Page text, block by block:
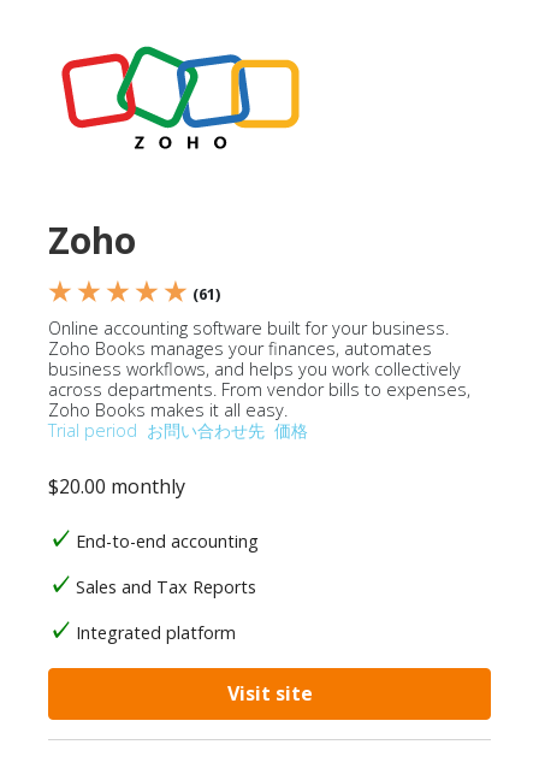
Zoho
★ ★ ★ ★ ★ (61)
Online accounting software built for your business.
Zoho Books manages your finances, automates
business workflows, and helps you work collectively
across departments. From vendor bills to expenses,
Zoho Books makes it all easy.
Trial period お問い合わせ先 価格
$20.00 monthly
End-to-end accounting
Sales and Tax Reports
Integrated platform
Visit site